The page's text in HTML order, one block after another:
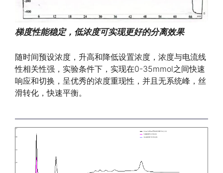
梯度性能稳定，低浓度可实现更好的分离效果
随时间预设浓度，升高和降低设置浓度，浓度与电流线
性相关性强，实验条件下，实现在0-35mmol之间快速
响应和切换，呈优秀的浓度重现性，并且无系统峰，丝
滑转化，快速平衡。